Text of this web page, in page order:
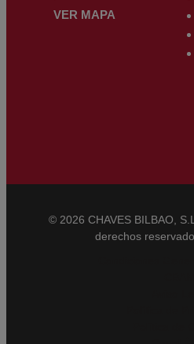
VER MAPA
© 2026 CHAVES BILBAO,
derechos